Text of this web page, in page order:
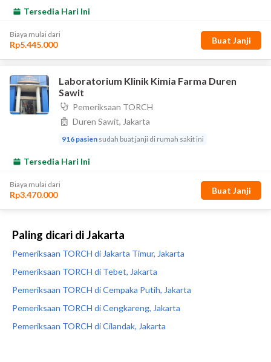
Paling dicari di Jakarta
Pemeriksaan TORCH di Jakarta Timur, Jakarta
Pemeriksaan TORCH di Tebet, Jakarta
Pemeriksaan TORCH di Cempaka Putih, Jakarta
Pemeriksaan TORCH di Cengkareng, Jakarta
Pemeriksaan TORCH di Cilandak, Jakarta